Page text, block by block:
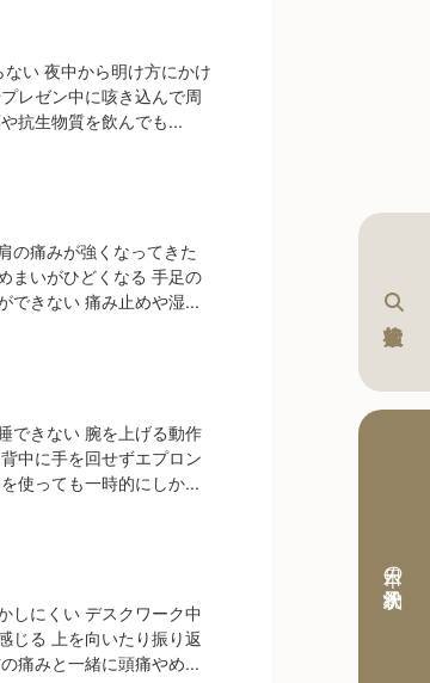
い 夜中から明け方にかけ
レゼン中に咳き込んで周
抗生物質を飲んでも...
の痛みが強くなってきた
まいがひどくなる 手足の
できない 痛み止めや湿...
できない 腕を上げる動作
中に手を回せずエプロン
使っても一時的にしか...
しにくい デスクワーク中
じる 上を向いたり振り返
痛みと一緒に頭痛やめ...
本日の予約状況